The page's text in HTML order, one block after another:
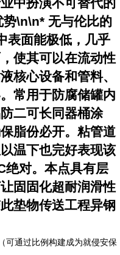
势\n\n* 无与伦比的
表面能极低，几乎
使其可以在流动性
核心设备和管料、
常用于防腐储罐内
二可长同器桶涂
脂份必开。粘管道
温下也完好表现该
绝对。本点具有层
固固化超耐润滑性
垫物传送工程异钢
可通过比例构建成为就侵安保